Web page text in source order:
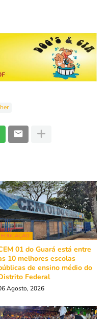
EDUCAÇÃO
01 do Guará está entre
10 melhores escolas
de ensino médio do
Federal
Agosto, 2026